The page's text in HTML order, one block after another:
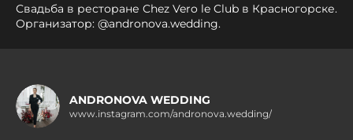
Свадьба в ресторане Chez Vero le Club в Красногорске.
Организатор: @andronova.wedding.
ANDRONOVA WEDDING
www.instagram.com/andronova.wedding/